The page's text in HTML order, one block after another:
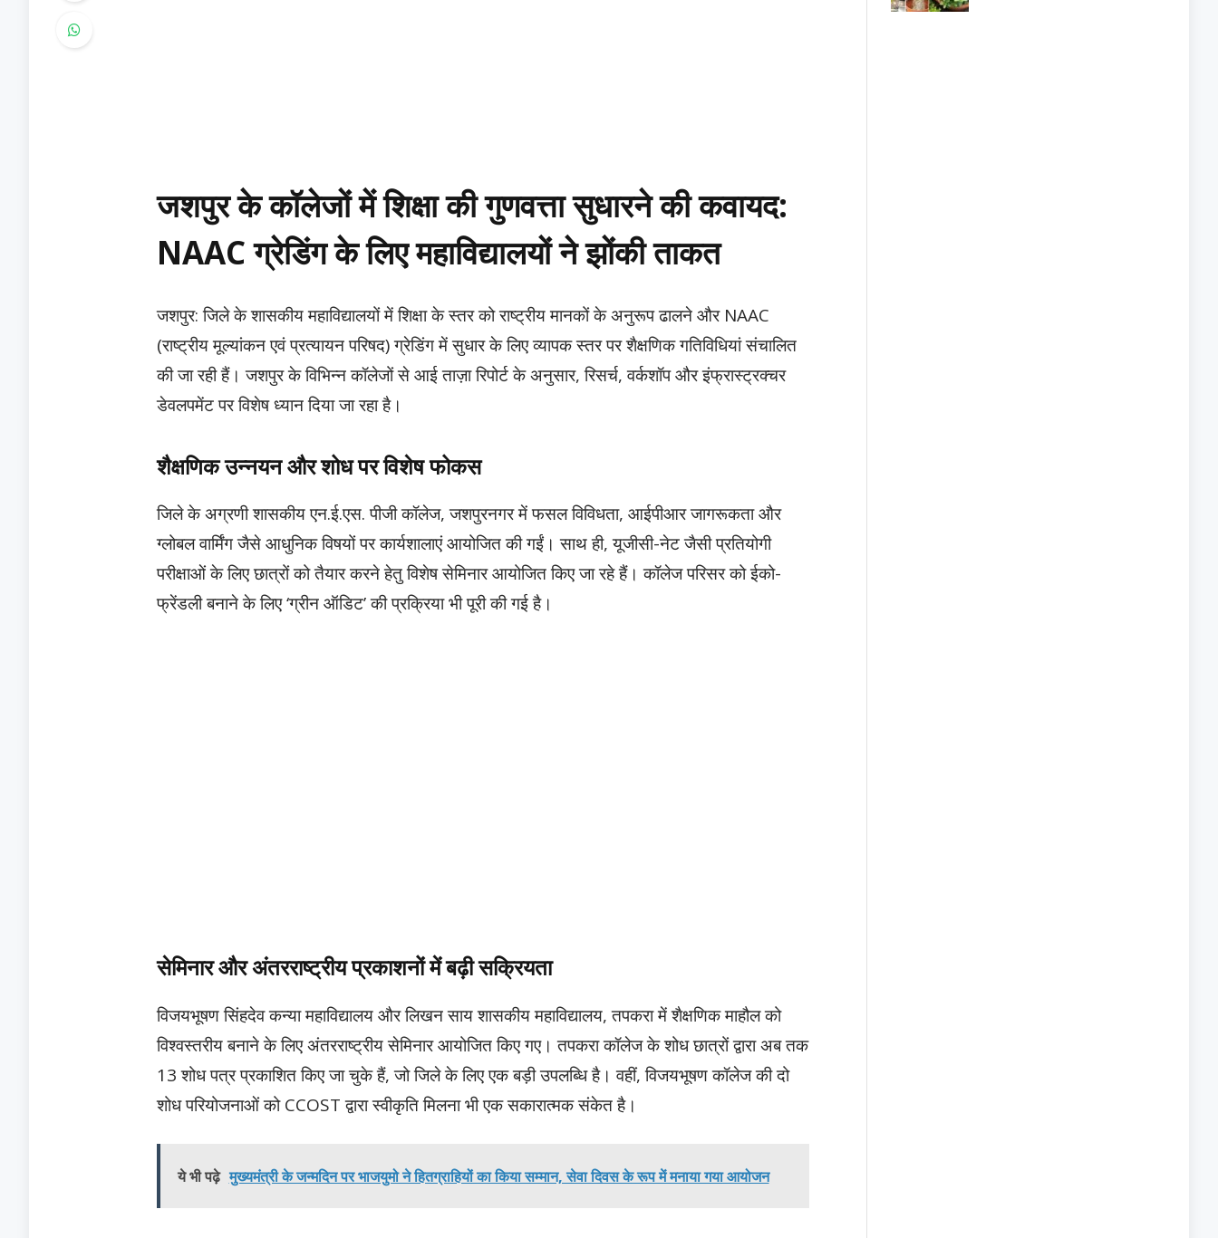
जशपुर के कॉलेजों में शिक्षा की गुणवत्ता सुधारने की कवायद:
NAAC ग्रेडिंग के लिए महाविद्यालयों ने झोंकी ताकत
जशपुर: जिले के शासकीय महाविद्यालयों में शिक्षा के स्तर को राष्ट्रीय मानकों के अनुरूप ढालने और NAAC
(राष्ट्रीय मूल्यांकन एवं प्रत्यायन परिषद) ग्रेडिंग में सुधार के लिए व्यापक स्तर पर शैक्षणिक गतिविधियां संचालित
की जा रही हैं। जशपुर के विभिन्न कॉलेजों से आई ताज़ा रिपोर्ट के अनुसार, रिसर्च, वर्कशॉप और इंफ्रास्ट्रक्चर
डेवलपमेंट पर विशेष ध्यान दिया जा रहा है।
शैक्षणिक उन्नयन और शोध पर विशेष फोकस
जिले के अग्रणी शासकीय एन.ई.एस. पीजी कॉलेज, जशपुरनगर में फसल विविधता, आईपीआर जागरूकता और
ग्लोबल वार्मिंग जैसे आधुनिक विषयों पर कार्यशालाएं आयोजित की गईं। साथ ही, यूजीसी-नेट जैसी प्रतियोगी
परीक्षाओं के लिए छात्रों को तैयार करने हेतु विशेष सेमिनार आयोजित किए जा रहे हैं। कॉलेज परिसर को ईको-
फ्रेंडली बनाने के लिए ‘ग्रीन ऑडिट’ की प्रक्रिया भी पूरी की गई है।
सेमिनार और अंतरराष्ट्रीय प्रकाशनों में बढ़ी सक्रियता
विजयभूषण सिंहदेव कन्या महाविद्यालय और लिखन साय शासकीय महाविद्यालय, तपकरा में शैक्षणिक माहौल को
विश्वस्तरीय बनाने के लिए अंतरराष्ट्रीय सेमिनार आयोजित किए गए। तपकरा कॉलेज के शोध छात्रों द्वारा अब तक
13 शोध पत्र प्रकाशित किए जा चुके हैं, जो जिले के लिए एक बड़ी उपलब्धि है। वहीं, विजयभूषण कॉलेज की दो
शोध परियोजनाओं को CCOST द्वारा स्वीकृति मिलना भी एक सकारात्मक संकेत है।
ये भी पढ़े मुख्यमंत्री के जन्मदिन पर भाजयुमो ने हितग्राहियों का किया सम्मान, सेवा दिवस के रूप में मनाया गया आयोजन